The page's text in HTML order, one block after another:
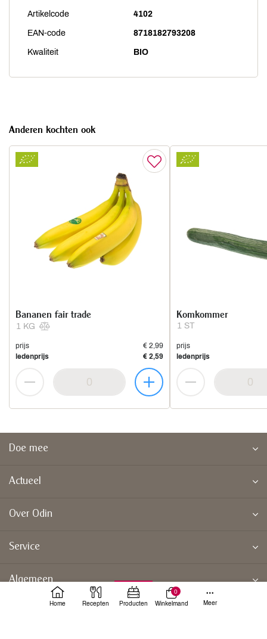
Artikelcode 4102
EAN-code 8718182793208
Kwaliteit BIO
Anderen kochten ook
1 KG
Bananen fair trade
prijs
€ 2,99
ledenprijs
€ 2,59
1 ST
Komkommer
prijs
ledenprijs
Doe mee
Actueel
Over Odin
Service
Algemeen
Home Recepten Producten
0
Winkelmand
Meer